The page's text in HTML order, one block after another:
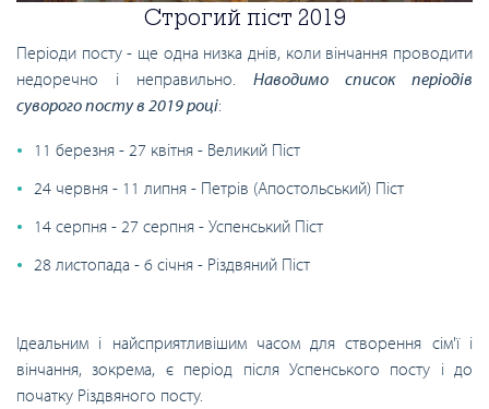
Строгий піст 2019
Періоди посту - ще одна низка днів, коли вінчання проводити
недоречно і неправильно. Наводимо список періодів
суворого посту в 2019 році:
11 березня - 27 квітня - Великий Піст
24 червня - 11 липня - Петрів (Апостольський) Піст
14 серпня - 27 серпня - Успенський Піст
28 листопада - 6 січня - Різдвяний Піст
Ідеальним і найсприятливішим часом для створення сім'ї і
вінчання, зокрема, є період після Успенського посту і до
початку Різдвяного посту.